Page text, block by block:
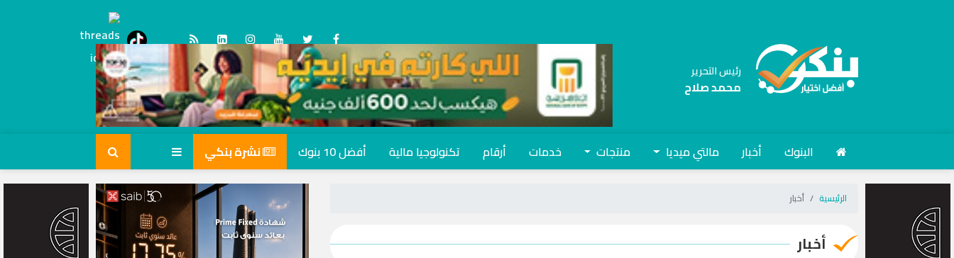
tiktok
Threads
رئيس التحرير
محمد صلاح
البنوك أخبار مالتي ميديا منتجات خدمات أرقام تكنولوجيا مالية أفضل 10 بنوك نشرة بنكي
الرئيسية أخبار
أخبار